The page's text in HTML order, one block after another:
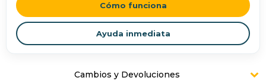
Cómo funciona
Ayuda inmediata
Cambios y Devoluciones